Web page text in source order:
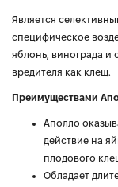
Является
специфическое
яблонь, винограда и
вредителя как клещ.
Преимуществами
Аполло
действие на
плодового
Обладает